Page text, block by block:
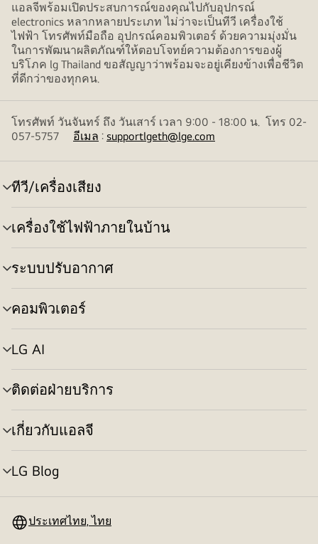
แอลจีพร้อมเปิดประสบการณ์ของคุณไปกับอุปกรณ์
electronics หลากหลายประเภท ไม่ว่าจะเป็นทีวี เครื่องใช้
ไฟฟ้า โทรศัพท์มือถือ อุปกรณ์คอมพิวเตอร์ ด้วยความมุ่งมั่น
ในการพัฒนาผลิตภัณฑ์ให้ตอบโจทย์ความต้องการของผู้
บริโภค lg Thailand ขอสัญญาว่าพร้อมจะอยู่เคียงข้างเพื่อชีวิต
ที่ดีกว่าของทุกคน.
โทรศัพท์ วันจันทร์ ถึง วันเสาร์ เวลา 9:00 - 18:00 น. โทร 02-
057-5757 อีเมล : supportlgeth@lge.com
ทีวี/เครื่องเสียง
สลับ
เมนู
เครื่องใช้ไฟฟ้าภายในบ้าน
สลับ
เมนู
ระบบปรับอากาศ
สลับ
เมนู
คอมพิวเตอร์
สลับ
เมนู
LG AI
สลับ
เมนู
ติดต่อฝ่ายบริการ
สลับ
เมนู
เกี่ยวกับแอลจี
สลับ
เมนู
LG Blog
สลับ
ประเทศไทย, ไทย